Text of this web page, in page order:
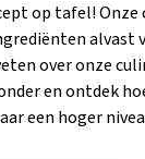
op tafel! Onze
alvast
over onze
en ontdek
een hoger